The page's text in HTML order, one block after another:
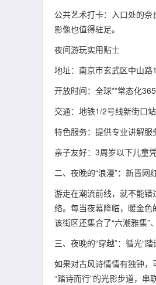
公共艺术打卡：入口处的
影像也值得驻足。
夜间游玩实用贴士
地址：南京市玄武区中山
开放时间：全球**常态化
交通：地铁1/2号线新街口
特色服务：提供专业讲解
亲子友好：3周岁以下儿童
二、夜晚的“浪漫”：新晋
游走在潮流前线，就不能错
络。每当夜幕降临，暖金色
该街区还集合了“六潮雅集”
三、夜晚的“穿越”：循光“
如果对古风诗情情有独钟
“踏诗而行”的光影步道，